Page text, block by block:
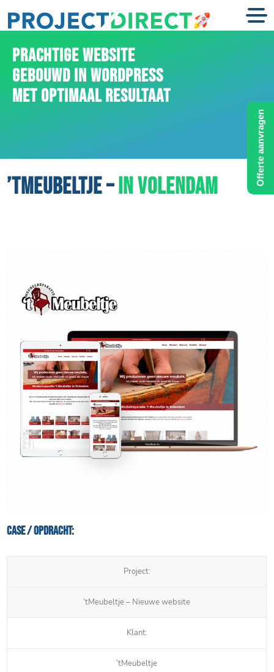
PRACHTIGE WEBSITE
GEBOUWD IN WORDPRESS
MET OPTIMAAL RESULTAAT
’TMEUBELTJE –IN VOLENDAM
Case / Opdracht:
Project:
’tMeubeltje – Nieuwe website
Klant:
’tMeubeltje
Offerte aanvragen